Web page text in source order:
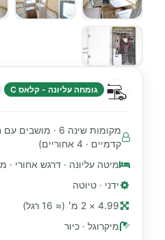
גומחה עליונה - קלאס C
קדמיים · 4 אחוריים)
מיטה עליונה · דרגש אחורי
ידני · טיוטה
4.99 × 2 מ׳ (≈ 16 רגל)
מיקרוגל · כיור